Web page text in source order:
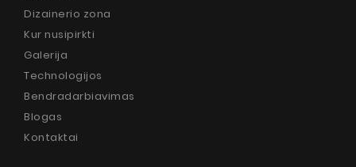
Dizainerio zona
Kur nusipirkti
Galerija
Technologijos
Bendradarbiavimas
Blogas
Kontaktai